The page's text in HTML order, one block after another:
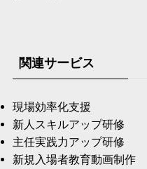
関連サービス
現場効率化支援
新人スキルアップ研修
主任実践力アップ研修
新規入場者教育動画制作